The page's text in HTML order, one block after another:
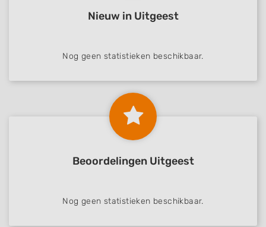
Nieuw in Uitgeest
Nog geen statistieken beschikbaar.
Beoordelingen Uitgeest
Nog geen statistieken beschikbaar.